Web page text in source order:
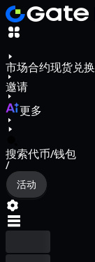
市场合约现货兑换
邀请
更多
搜索代币/钱包
/
活动